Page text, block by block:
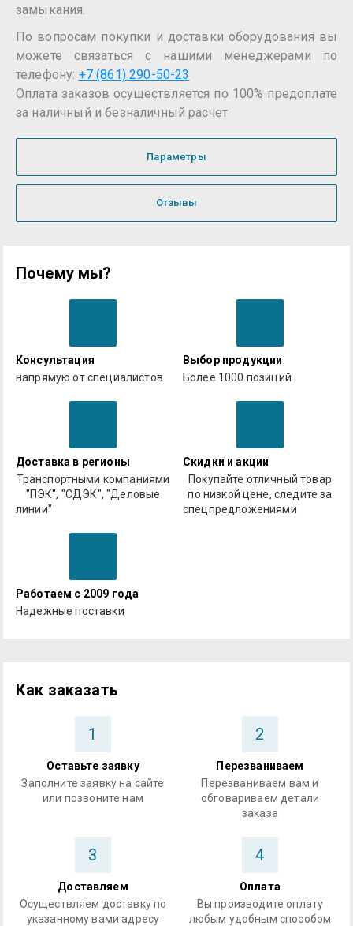
замыкания.
По вопросам покупки и доставки оборудования вы
можете связаться с нашими менеджерами по
телефону: +7 (861) 290-50-23
Оплата заказов осуществляется по 100% предоплате
за наличный и безналичный расчет
Параметры
Отзывы
Почему мы?
Консультация
напрямую от специалистов
Выбор продукции
Более 1000 позиций
Доставка в регионы
Транспортными компаниями
"ПЭК", "СДЭК", "Деловые
линии"
Скидки и акции
Покупайте отличный товар
по низкой цене, следите за
спецпредложениями
Работаем с 2009 года
Надежные поставки
Как заказать
1
Оставьте заявку
Заполните заявку на сайте
или позвоните нам
2
Перезваниваем
Перезваниваем вам и
обговариваем детали
заказа
3
Доставляем
Осуществляем доставку по
указанному вами адресу
4
Оплата
Вы производите оплату
любым удобным способом